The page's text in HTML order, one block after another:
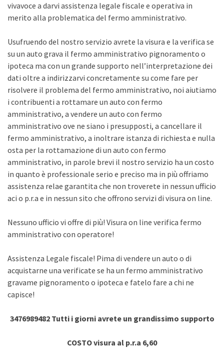
vivavoce a darvi assistenza legale fiscale e operativa in
merito alla problematica del fermo amministrativo.
Usufruendo del nostro servizio avrete la visura e la verifica se
su un auto grava il fermo amministrativo pignoramento o
ipoteca ma con un grande supporto nell’interpretazione dei
dati oltre a indirizzarvi concretamente su come fare per
risolvere il problema del fermo amministrativo, noi aiutiamo
i contribuenti a rottamare un auto con fermo
amministrativo, a vendere un auto con fermo
amministrativo ove ne siano i presupposti, a cancellare il
fermo amministrativo, a inoltrare istanza di richiesta e nulla
osta per la rottamazione di un auto con fermo
amministrativo, in parole brevi il nostro servizio ha un costo
in quanto è professionale serio e preciso ma in più offriamo
assistenza relae garantita che non troverete in nessun ufficio
aci o p.r.a e in nessun sito che offrono servizi di visura on line.
Nessuno ufficio vi offre di più! Visura on line verifica fermo
amministrativo con operatore!
Assistenza Legale fiscale! Pima di vendere un auto o di
acquistarne una verificate se ha un fermo amministrativo
gravame pignoramento o ipoteca e fatelo fare a chi ne
capisce!
3476989482 Tutti i giorni avrete un grandissimo supporto
COSTO visura al p.r.a 6,60